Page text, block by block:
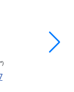
*)